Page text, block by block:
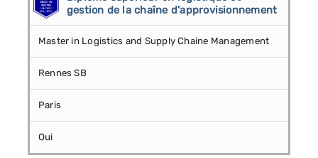
gestion de la chaîne d'approvisionnement
Master in Logistics and Supply Chaine Management
Rennes SB
Paris
Oui